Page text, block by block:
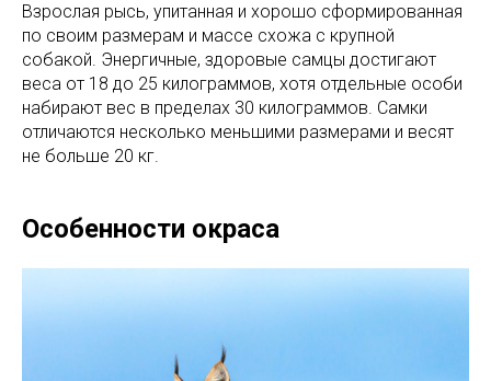
Взрослая рысь, упитанная и хорошо сформированная
по своим размерам и массе схожа с крупной
собакой. Энергичные, здоровые самцы достигают
веса от 18 до 25 килограммов, хотя отдельные особи
набирают вес в пределах 30 килограммов. Самки
отличаются несколько меньшими размерами и весят
не больше 20 кг.
Особенности окраса